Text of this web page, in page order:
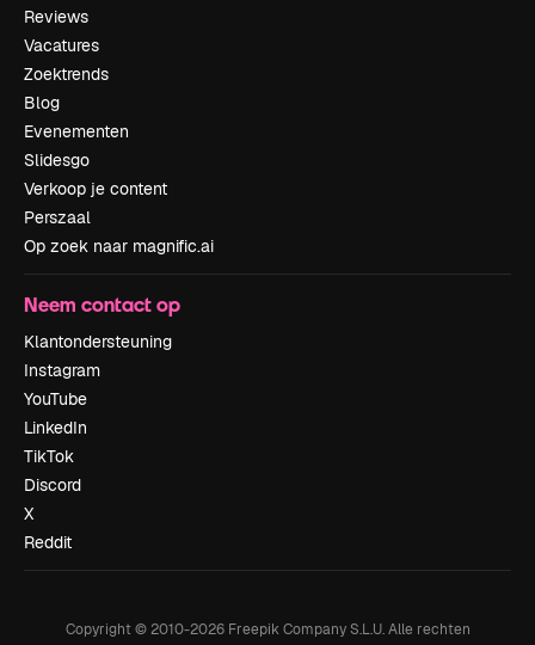
Reviews
Vacatures
Zoektrends
Blog
Evenementen
Slidesgo
Verkoop je content
Perszaal
Op zoek naar magnific.ai
Neem contact op
Klantondersteuning
Instagram
YouTube
LinkedIn
TikTok
Discord
X
Reddit
Copyright © 2010-2026Freepik Company S.L.U. Alle rechten